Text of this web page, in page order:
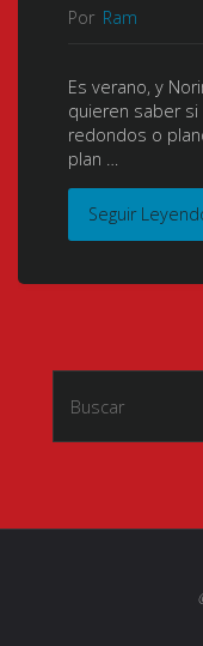
Por Ram
Es verano, y
quieren saber
redondos o
plan …
Seguir